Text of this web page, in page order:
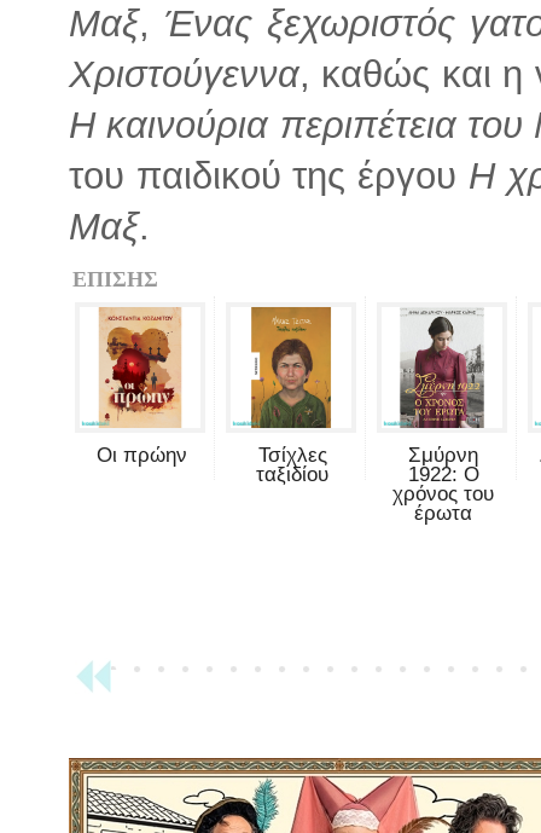
Μαξ, Ένας ξεχωριστός
Χριστούγεννα, καθώς και
Η καινούρια περιπέτεια
του παιδικού της έργου Η
Μαξ.
ΕΠΙΣΗΣ
Οι πρώην
Τσίχλες
ταξιδίου
Σμύρνη
1922: Ο
χρόνος του
έρωτα